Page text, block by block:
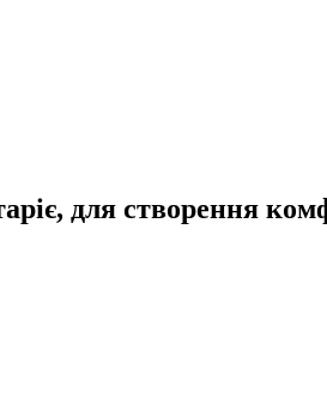
для створення